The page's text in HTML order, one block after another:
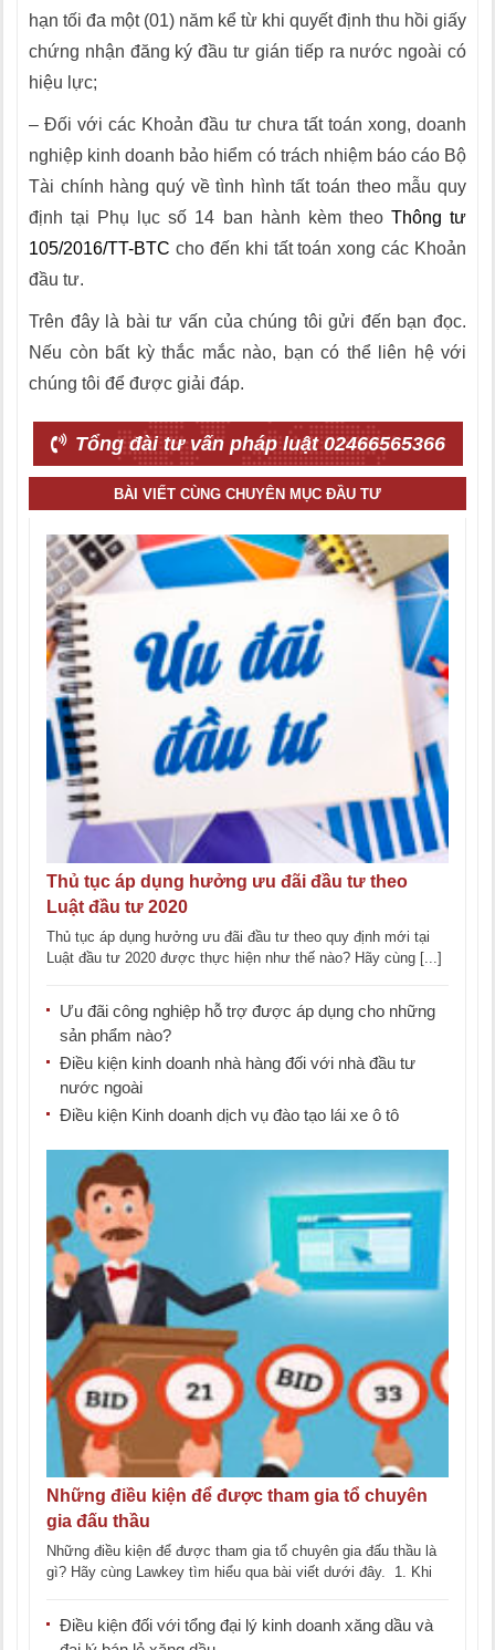
hạn tối đa một (01) năm kể từ khi quyết định thu hồi giấy
chứng nhận đăng ký đầu tư gián tiếp ra nước ngoài có
hiệu lực;
– Đối với các Khoản đầu tư chưa tất toán xong, doanh
nghiệp kinh doanh bảo hiểm có trách nhiệm báo cáo Bộ
Tài chính hàng quý về tình hình tất toán theo mẫu quy
định tại Phụ lục số 14 ban hành kèm theo Thông tư
105/2016/TT-BTC cho đến khi tất toán xong các Khoản
đầu tư.
Trên đây là bài tư vấn của chúng tôi gửi đến bạn đọc.
Nếu còn bất kỳ thắc mắc nào, bạn có thể liên hệ với
chúng tôi để được giải đáp.
Tổng đài tư vấn pháp luật 02466565366
BÀI VIẾT CÙNG CHUYÊN MỤC ĐẦU TƯ
Thủ tục áp dụng hưởng ưu đãi đầu tư theo
Luật đầu tư 2020
Thủ tục áp dụng hưởng ưu đãi đầu tư theo quy định mới tại
Luật đầu tư 2020 được thực hiện như thế nào? Hãy cùng [...]
Ưu đãi công nghiệp hỗ trợ được áp dụng cho những
sản phẩm nào?
Điều kiện kinh doanh nhà hàng đối với nhà đầu tư
nước ngoài
Điều kiện Kinh doanh dịch vụ đào tạo lái xe ô tô
Những điều kiện để được tham gia tổ chuyên
gia đấu thầu
Những điều kiện để được tham gia tổ chuyên gia đấu thầu là
gì? Hãy cùng Lawkey tìm hiểu qua bài viết dưới đây. 1. Khi
Điều kiện đối với tổng đại lý kinh doanh xăng dầu và